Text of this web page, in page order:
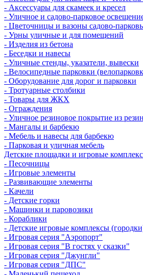
- Аксессуары для скамеек и кресел
- Уличное и садово-парковое
- Цветочницы и вазоны садово-
- Урны уличные и для помещений
- Изделия из бетона
- Беседки и навесы
- Уличные стенды, указатели, вывески
- Велосипедные парковки
- Оборудование для дорог и парковки
- Тротуарные столбики
- Товары для ЖКХ
- Ограждения
- Уличное резиновое покрытие из
- Мангалы и барбекю
- Мебель и навесы для барбекю
- Парковая и уличная мебель
Детские площадки и игровые
- Песочницы
- Игровые элементы
- Развивающие элементы
- Качели
- Детские горки
- Машинки и паровозики
- Кораблики
- Детские игровые комплексы
- Игровая серия "Аэропорт"
- Игровая серия "В гостях у сказки"
- Игровая серия "Джунгли"
- Игровая серия "ДПС"